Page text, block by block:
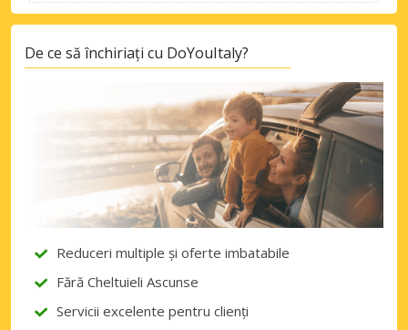
Autentificare cu eLink
De ce să închiriați cu DoYouItaly?
Reduceri multiple și oferte imbatabile
Fără Cheltuieli Ascunse
Servicii excelente pentru clienți